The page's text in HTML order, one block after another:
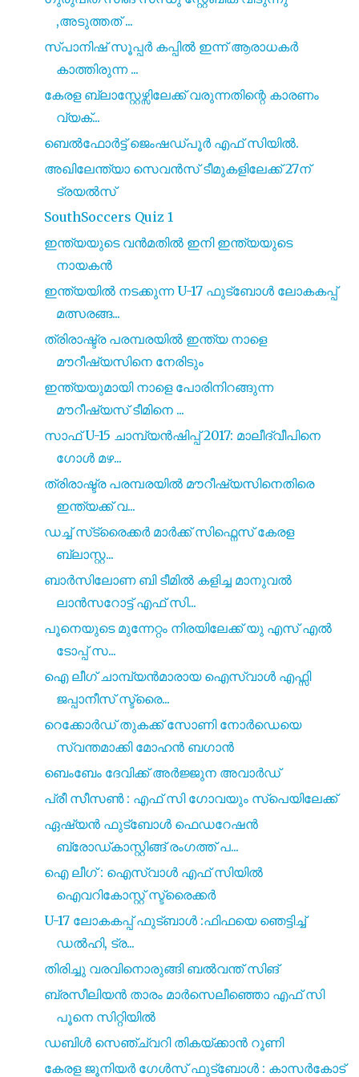
,അടുത്തത് ...
സ്പാനിഷ് സൂപ്പര്‍ കപ്പിൽ ഇന്ന് ആരാധകർ
കാത്തിരുന്ന ...
കേരള ബ്ലാസ്റ്റേഴ്സിലേക്ക് വരുന്നതിന്റെ കാരണം
വ്യക്...
ബെൽഫോർട്ട് ജെംഷഡ്പൂർ എഫ് സിയിൽ.
അഖിലേന്ത്യാ സെവൻസ് ടീമുകളിലേക്ക് 27ന്
ട്രയൽസ്
SouthSoccers Quiz 1
ഇന്ത്യയുടെ വൻമതിൽ ഇനി ഇന്ത്യയുടെ
നായകൻ
ഇന്ത്യയിൽ നടക്കുന്ന U-17 ഫുട്ബോൾ ലോകകപ്പ്
മത്സരങ്ങ...
ത്രിരാഷ്ട്ര പരമ്പരയിൽ ഇന്ത്യ നാളെ
മൗറീഷ്യസിനെ നേരിടും
ഇന്ത്യയുമായി നാളെ പോരിനിറങ്ങുന്ന
മൗറീഷ്യസ് ടീമിനെ ...
സാഫ് U-15 ചാമ്പ്യൻഷിപ്പ് 2017: മാലീദ്വീപിനെ
ഗോൾ മഴ...
ത്രിരാഷ്ട്ര പരമ്പരയിൽ മൗറീഷ്യസിനെതിരെ
ഇന്ത്യക്ക് വ...
ഡച്ച് സ്‌ട്രൈക്കർ മാർക്ക് സിഫ്നെസ്‌ കേരള
ബ്ലാസ്റ്റ...
ബാർസിലോണ ബി ടീമിൽ കളിച്ച മാനുവൽ
ലാൻസറോട്ട് എഫ് സി...
പൂനെയുടെ മുന്നേറ്റം നിരയിലേക്ക് യു എസ് എൽ
ടോപ്പ് സ...
ഐ ലീഗ് ചാമ്പ്യൻമാരായ ഐസ്വാൾ എഫ്സി
ജപ്പാനീസ് സ്ട്രൈ...
റെക്കോർഡ് തുകക്ക് സോണി നോർഡെയെ
സ്വന്തമാക്കി മോഹൻ ബഗാൻ
ബെംബേം ദേവിക്ക് അർജ്ജുന അവാർഡ്
പ്രീ സീസൺ : എഫ് സി ഗോവയും സ്പെയിലേക്ക്
ഏഷ്യൻ ഫുട്ബോൾ ഫെഡറേഷൻ
ബ്രോഡ്കാസ്റ്റിങ്ങ് രംഗത്ത് പ...
ഐ ലീഗ് : ഐസ്വാൾ എഫ് സിയിൽ
ഐവറികോസ്റ്റ് സ്ട്രൈക്കർ
U-17 ലോകകപ്പ് ഫുട്ബാൾ :ഫിഫയെ ഞെട്ടിച്ച്
ഡൽഹി, ട്ര...
തിരിച്ചു വരവിനൊരുങ്ങി ബൽവന്ത് സിങ്
ബ്രസീലിയൻ താരം മാർസെലീഞ്ഞൊ എഫ് സി
പൂനെ സിറ്റിയിൽ
ഡബിൾ സെഞ്ച്വറി തികയ്ക്കാൻ റൂണി
കേരള ജൂനിയർ ഗേൾസ് ഫുട്ബോൾ : കാസർകോട്